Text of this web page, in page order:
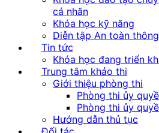
cá nhân
Khóa học kỹ năng
Diễn tập An toàn
Tin tức
Khóa học đang triển
Trung tâm khảo thi
Giới thiệu phòng thi
Phòng thi ủy
Phòng thi ủy
Hướng dẫn thủ tục